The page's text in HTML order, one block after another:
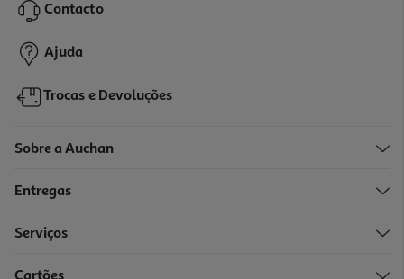
19,85 € PVP de editor
17,87 €
-30%
Contacto
Ajuda
Trocas e Devoluções
Sobre a Auchan
Entregas
Serviços
Cartões